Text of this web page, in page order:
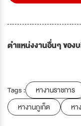
ตำแหน่งงานอื่นๆ ของ
Tags : หางานราชการ
หางานภูเก็ต
หา